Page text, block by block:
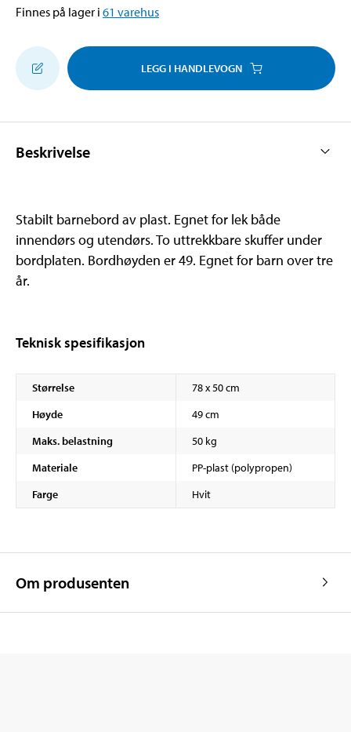
Finnes på lager i 61 varehus
LEGG I HANDLEVOGN
Beskrivelse
Stabilt barnebord av plast. Egnet for lek både
innendørs og utendørs. To uttrekkbare skuffer under
bordplaten. Bordhøyden er 49. Egnet for barn over tre
år.
Teknisk spesifikasjon
Størrelse
78 x 50 cm
Høyde
49 cm
Maks. belastning
50 kg
Materiale
PP-plast (polypropen)
Farge
Hvit
Om produsenten